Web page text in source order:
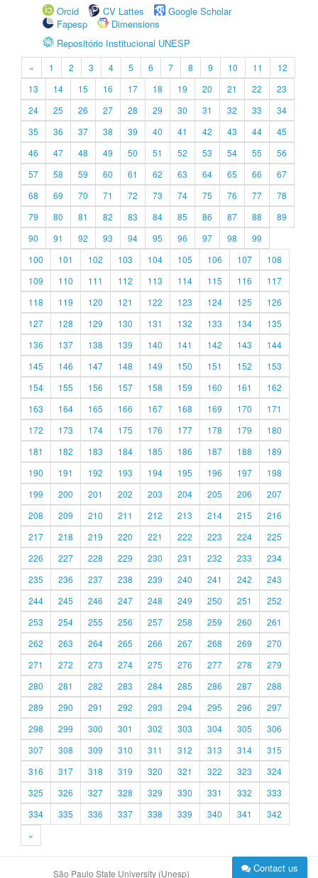
Orcid
CV Lattes
Google Scholar
Fapesp
Dimensions
Repositório Institucional UNESP
« 1 2 3 4 5 6 7 8 9 10 11
12
13
14 15 16 17 18 19 20 21 22
23
24
25 26 27 28 29 30 31 32 33
34
35
36 37 38 39 40 41 42 43 44
45
46
47 48 49 50 51 52 53 54 55
56
57
58 59 60 61 62 63 64 65 66
67
68
69 70 71 72 73 74 75 76 77
78
79
80 81 82 83 84 85 86 87 88
89
90
91 92 93 94 95 96 97 98
99
100
101 102 103 104 105 106 107
108
109
110 111 112 113 114 115 116
117
118
119 120 121 122 123 124 125
126
127
128 129 130 131 132 133 134
135
136
137 138 139 140 141 142 143
144
145
146 147 148 149 150 151 152
153
154
155 156 157 158 159 160 161
162
163
164 165 166 167 168 169 170
171
172
173 174 175 176 177 178 179
180
181
182 183 184 185 186 187 188
189
190
191 192 193 194 195 196 197
198
199
200 201 202 203 204 205 206
207
208
209 210 211 212 213 214 215
216
217
218 219 220 221 222 223 224
225
226
227 228 229 230 231 232 233
234
235
236 237 238 239 240 241 242
243
244
245 246 247 248 249 250 251
252
253
254 255 256 257 258 259 260
261
262
263 264 265 266 267 268 269
270
271
272 273 274 275 276 277 278
279
280
281 282 283 284 285 286 287
288
289
290 291 292 293 294 295 296
297
298
299 300 301 302 303 304 305
306
307
308 309 310 311 312 313 314
315
316
317 318 319 320 321 322 323
324
325
326 327 328 329 330 331 332
333
334
335 336 337 338 339 340 341
342
»
São Paulo State University (Unesp) Contact us